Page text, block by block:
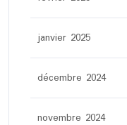
janvier 2025
décembre 2024
novembre 2024